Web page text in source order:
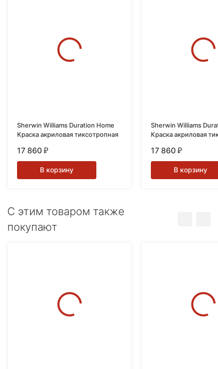
Sherwin Williams Duration Home
Краска акриловая тиксотропная
17 860 ₽
В корзину
Sherwin Williams
Краска акриловая
17 860 ₽
В корзину
C этим товаром также
покупают